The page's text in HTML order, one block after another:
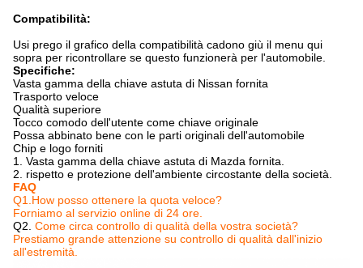
Compatibilità:
Usi prego il grafico della compatibilità cadono giù il menu qui
sopra per ricontrollare se questo funzionerà per l'automobile.
Specifiche:
Vasta gamma della chiave astuta di Nissan fornita
Trasporto veloce
Qualità superiore
Tocco comodo dell'utente come chiave originale
Possa abbinato bene con le parti originali dell'automobile
Chip e logo forniti
1. Vasta gamma della chiave astuta di Mazda fornita.
2. rispetto e protezione dell'ambiente circostante della società.
FAQ
Q1.How posso ottenere la quota veloce?
Forniamo al servizio online di 24 ore.
Q2. Come circa controllo di qualità della vostra società?
Prestiamo grande attenzione su controllo di qualità dall'inizio
all'estremità.